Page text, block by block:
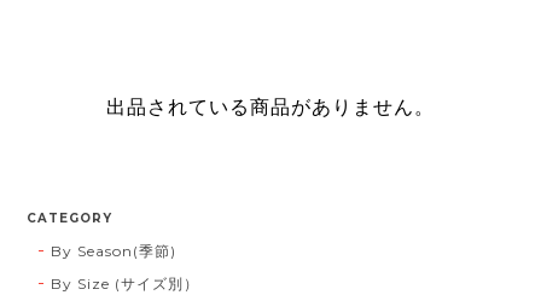
出品されている商品がありません。
CATEGORY
By Season(季節)
By Size (サイズ別）